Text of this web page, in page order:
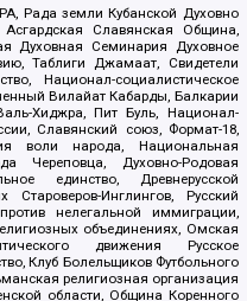
Рада земли Кубанской Духовно
Славянская Община,
Духовная Семинария Духовное
Таблиги Джамаат, Свидетели
Национал-социалистическое
Вилайат Кабарды, Балкарии
Хиджра, Пит Буль, Национал-
Славянский союз, Формат-18,
воли народа, Национальная
Череповца, Духовно-Родовая
единство, Древнерусской
Староверов-Инглингов, Русский
нелегальной иммиграции,
объединениях, Омская
движения Русское
Клуб Болельщиков Футбольного
религиозная организация
области, Община Коренного